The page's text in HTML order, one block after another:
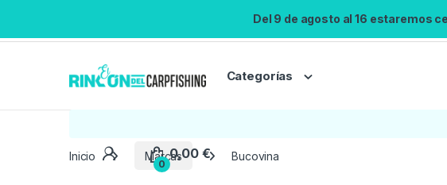
Del 9 de agosto al 16 estaremos
Categorías
0
0,00 €
Inicio Marcas Bucovina